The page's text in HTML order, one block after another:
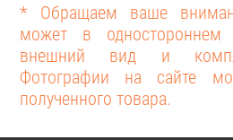
* Обращаем ваше
может в одностороннем
внешний вид и
Фотографии на сайте
полученного товара.